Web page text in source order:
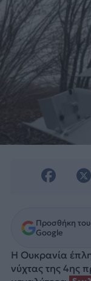
Προσθήκη
Google
Η Ουκρανία
νύχτας της 4ης